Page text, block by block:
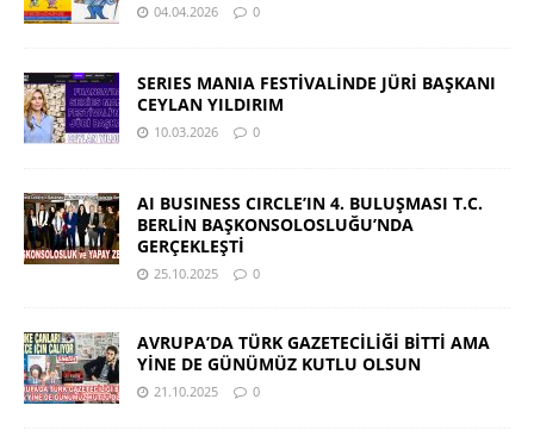
04.04.2026 0
SERIES MANIA FESTİVALİNDE JÜRİ BAŞKANI
CEYLAN YILDIRIM
10.03.2026 0
AI BUSINESS CIRCLE’IN 4. BULUŞMASI T.C.
BERLİN BAŞKONSOLOSLUĞU’NDA
GERÇEKLEŞTİ
25.10.2025 0
AVRUPA’DA TÜRK GAZETECİLİĞİ BİTTİ AMA
YİNE DE GÜNÜMÜZ KUTLU OLSUN
21.10.2025 0